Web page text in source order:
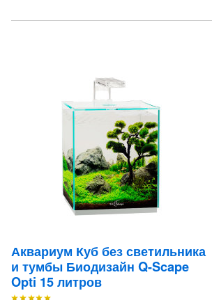
Аквариум Куб без светильника
и тумбы Биодизайн Q-Scape
Opti 15 литров